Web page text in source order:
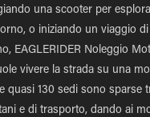
una scooter per
o iniziando un viaggio
EAGLERIDER Noleggio
vivere la strada su una
quasi 130 sedi sono sparse
e di trasporto, dando ai